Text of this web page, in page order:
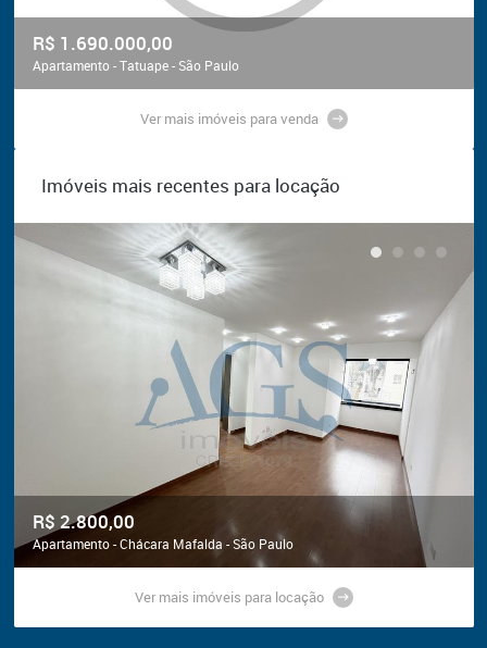
R$ 1.690.000,00
Apartamento - Tatuape - São Paulo
Ver mais imóveis para venda
Imóveis mais recentes para locação
R$ 2.800,00
Apartamento - Chácara Mafalda - São Paulo
Ver mais imóveis para locação